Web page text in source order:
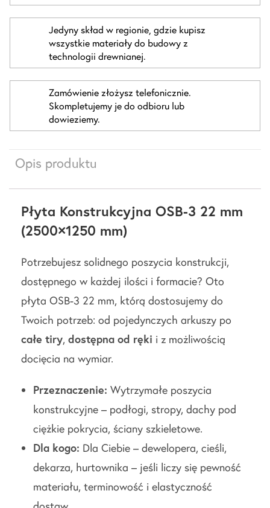
Jedyny skład w regionie, gdzie kupisz
wszystkie materiały do budowy z
technologii drewnianej.
Zamówienie złożysz telefonicznie.
Skompletujemy je do odbioru lub
dowieziemy.
Opis produktu
Płyta Konstrukcyjna OSB-3 22 mm
(2500×1250 mm)
Potrzebujesz solidnego poszycia konstrukcji,
dostępnego w każdej ilości i formacie? Oto
płyta OSB-3 22 mm, którą dostosujemy do
Twoich potrzeb: od pojedynczych arkuszy po
całe tiry, dostępna od ręki i z możliwością
docięcia na wymiar.
Przeznaczenie: Wytrzymałe poszycia
konstrukcyjne – podłogi, stropy, dachy pod
ciężkie pokrycia, ściany szkieletowe.
Dla kogo: Dla Ciebie – dewelopera, cieśli,
dekarza, hurtownika – jeśli liczy się pewność
materiału, terminowość i elastyczność